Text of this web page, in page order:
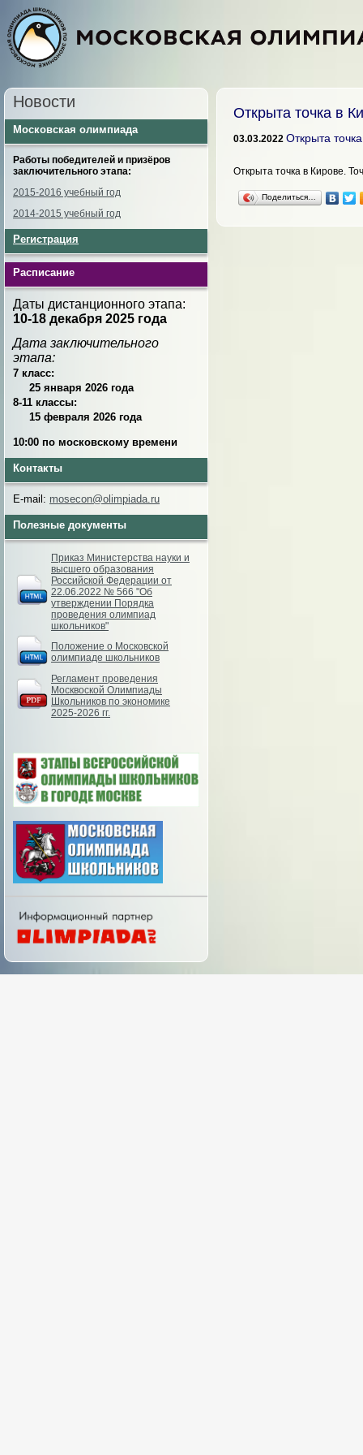
Новости
Московская олимпиада
Работы победителей и призёров
заключительного этапа:
2015-2016 учебный год
2014-2015 учебный год
Регистрация
Расписание
Даты дистанционного этапа:
10-18 декабря 2025 года
Дата заключительного
этапа:
7 класс:
25 января 2026 года
8-11 классы:
15 февраля 2026 года
10:00 по московскому времени
Контакты
E-mail: mosecon@olimpiada.ru
Полезные документы
Приказ Министерства науки и
высшего образования
Российской Федерации от
22.06.2022 № 566 "Об
утверждении Порядка
проведения олимпиад
школьников"
Положение о Московской
олимпиаде школьников
Регламент проведения
Москвоской Олимпиады
Школьников по экономике
2025-2026 гг.
Открыта точка в
03.03.2022 Открыта
Открыта точка в Кирове.
Поделиться…